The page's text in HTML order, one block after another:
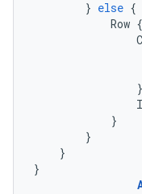
} else {
Row {
}
}
}
}
}